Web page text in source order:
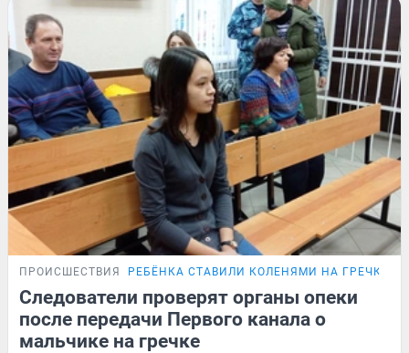
ПРОИСШЕСТВИЯ РЕБЁНКА СТАВИЛИ КОЛЕНЯМИ НА ГРЕЧКУ
Следователи проверят органы опеки
после передачи Первого канала о
мальчике на гречке